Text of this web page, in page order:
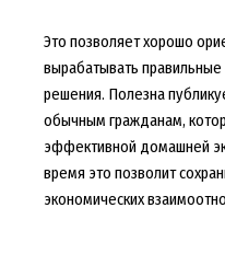
Это позволяет хорошо
вырабатывать правильные
решения. Полезна
обычным гражданам,
эффективной домашней
время это позволит
экономических